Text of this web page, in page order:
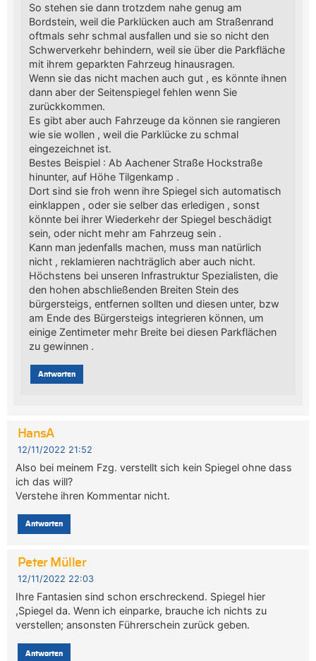
So stehen sie dann trotzdem nahe genug am
Bordstein, weil die Parklücken auch am Straßenrand
oftmals sehr schmal ausfallen und sie so nicht den
Schwerverkehr behindern, weil sie über die Parkfläche
mit ihrem geparkten Fahrzeug hinausragen.
Wenn sie das nicht machen auch gut , es könnte ihnen
dann aber der Seitenspiegel fehlen wenn Sie
zurückkommen.
Es gibt aber auch Fahrzeuge da können sie rangieren
wie sie wollen , weil die Parklücke zu schmal
eingezeichnet ist.
Bestes Beispiel : Ab Aachener Straße Hockstraße
hinunter, auf Höhe Tilgenkamp .
Dort sind sie froh wenn ihre Spiegel sich automatisch
einklappen , oder sie selber das erledigen , sonst
könnte bei ihrer Wiederkehr der Spiegel beschädigt
sein, oder nicht mehr am Fahrzeug sein .
Kann man jedenfalls machen, muss man natürlich
nicht , reklamieren nachträglich aber auch nicht.
Höchstens bei unseren Infrastruktur Spezialisten, die
den hohen abschließenden Breiten Stein des
bürgersteigs, entfernen sollten und diesen unter, bzw
am Ende des Bürgersteigs integrieren können, um
einige Zentimeter mehr Breite bei diesen Parkflächen
zu gewinnen .
Antworten
HansA
12/11/2022 21:52
Also bei meinem Fzg. verstellt sich kein Spiegel ohne dass
ich das will?
Verstehe ihren Kommentar nicht.
Antworten
Peter Müller
12/11/2022 22:03
Ihre Fantasien sind schon erschreckend. Spiegel hier
,Spiegel da. Wenn ich einparke, brauche ich nichts zu
verstellen; ansonsten Führerschein zurück geben.
Antworten